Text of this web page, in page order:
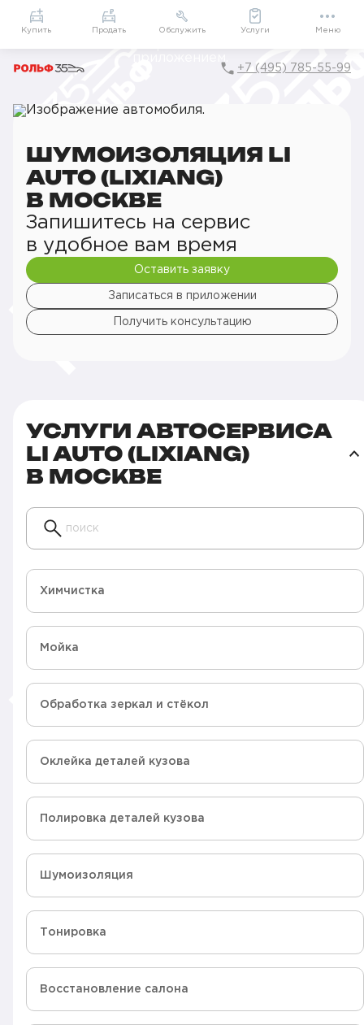
Приложение
Мой РОЛЬФ
Подарки внутри
+7 (495) 785-55-99
Главная
СервисСервис Li Auto (Lixiang)
Детейлинг
Шумоизоляция
ШУМОИЗОЛЯЦИЯ LI
AUTO (LIXIANG)
В МОСКВЕ
Запишитесь на сервис
в удобное вам время
Оставить заявку
Записаться в приложении
Получить консультацию
УСЛУГИ АВТОСЕРВИСА
LI AUTO (LIXIANG)
В МОСКВЕ
поиск
Химчистка
Мойка
Обработка зеркал и стёкол
Оклейка деталей кузова
Полировка деталей кузова
Шумоизоляция
Тонировка
Восстановление салона
Купить Продать Обслужить Услуги Меню